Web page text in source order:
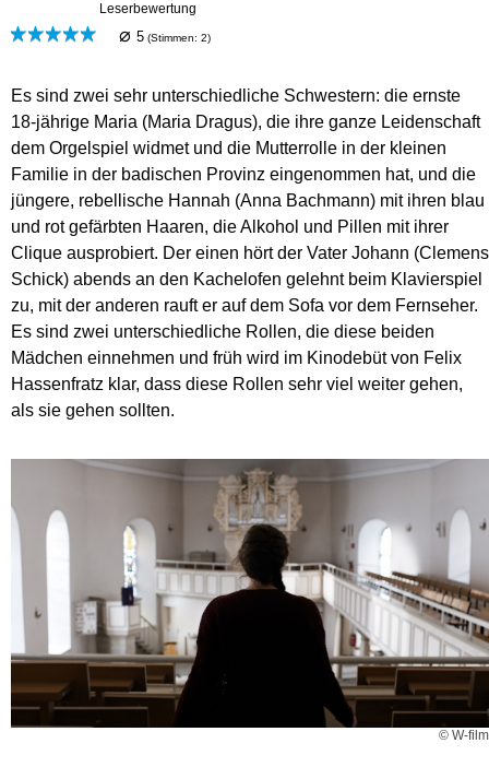
Leserbewertung
⌀ 5 (Stimmen: 2)
Es sind zwei sehr unterschiedliche Schwestern: die ernste
18-jährige Maria (Maria Dragus), die ihre ganze Leidenschaft
dem Orgelspiel widmet und die Mutterrolle in der kleinen
Familie in der badischen Provinz eingenommen hat, und die
jüngere, rebellische Hannah (Anna Bachmann) mit ihren blau
und rot gefärbten Haaren, die Alkohol und Pillen mit ihrer
Clique ausprobiert. Der einen hört der Vater Johann (Clemens
Schick) abends an den Kachelofen gelehnt beim Klavierspiel
zu, mit der anderen rauft er auf dem Sofa vor dem Fernseher.
Es sind zwei unterschiedliche Rollen, die diese beiden
Mädchen einnehmen und früh wird im Kinodebüt von Felix
Hassenfratz klar, dass diese Rollen sehr viel weiter gehen,
als sie gehen sollten.
© W-film